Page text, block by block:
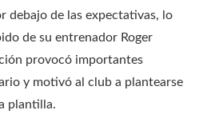
debajo de las expectativas, lo
de su entrenador Roger
provocó importantes
y motivó al club a plantearse
plantilla.